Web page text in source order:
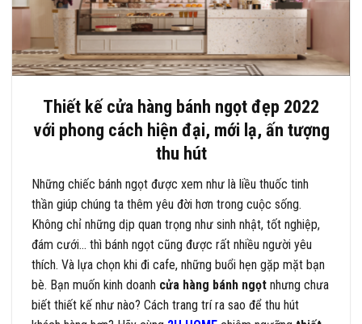
Thiết kế cửa hàng bánh ngọt đẹp 2022
với phong cách hiện đại, mới lạ, ấn tượng
thu hút
Những chiếc bánh ngọt được xem như là liều thuốc tinh
thần giúp chúng ta thêm yêu đời hơn trong cuộc sống.
Không chỉ những dịp quan trọng như sinh nhật, tốt nghiệp,
đám cưới… thì bánh ngọt cũng được rất nhiều người yêu
thích. Và lựa chọn khi đi cafe, những buổi hẹn gặp mặt bạn
bè. Bạn muốn kinh doanh cửa hàng bánh ngọt nhưng chưa
biết thiết kế như nào? Cách trang trí ra sao để thu hút